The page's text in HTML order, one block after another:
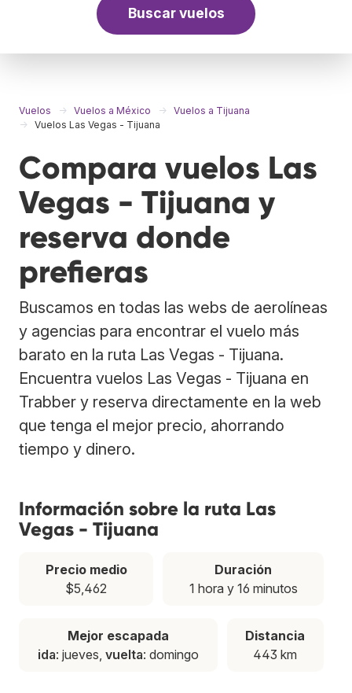
Buscar vuelos
Vuelos Vuelos a México
Vuelos a Tijuana
Vuelos Las Vegas - Tijuana
Compara vuelos Las
Vegas - Tijuana y
reserva donde
prefieras
Buscamos en todas las webs de aerolíneas
y agencias para encontrar el vuelo más
barato en la ruta Las Vegas - Tijuana.
Encuentra vuelos Las Vegas - Tijuana en
Trabber y reserva directamente en la web
que tenga el mejor precio, ahorrando
tiempo y dinero.
Información sobre la ruta Las
Vegas - Tijuana
Precio medio
$5,462
Duración
1 hora y 16 minutos
Mejor escapada
ida: jueves, vuelta: domingo
Distancia
443 km